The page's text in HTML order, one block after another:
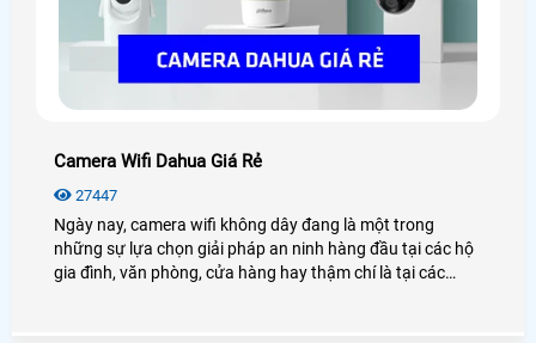
Camera Wifi Dahua Giá Rẻ
27447
Ngày nay, camera wifi không dây đang là một trong
những sự lựa chọn giải pháp an ninh hàng đầu tại các hộ
gia đình, văn phòng, cửa hàng hay thậm chí là tại các